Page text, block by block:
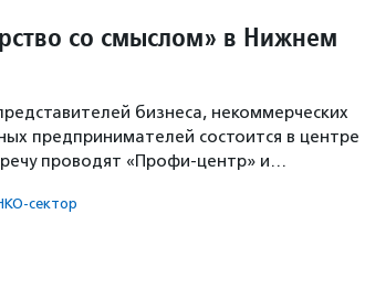
со смыслом» в Нижнем
бизнеса, некоммерческих
предпринимателей состоится в центре
проводят «Профи-центр» и…
сектор